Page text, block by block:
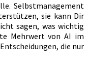
Selbstmanagement
sie kann Dir
sagen, was wichtig
Mehrwert von AI im
die nur